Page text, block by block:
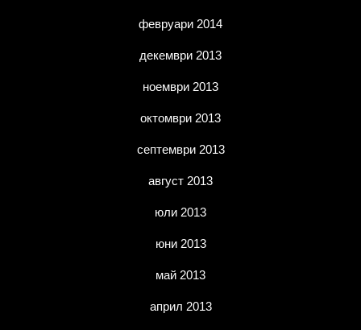
февруари 2014
декември 2013
ноември 2013
октомври 2013
септември 2013
август 2013
юли 2013
юни 2013
май 2013
април 2013